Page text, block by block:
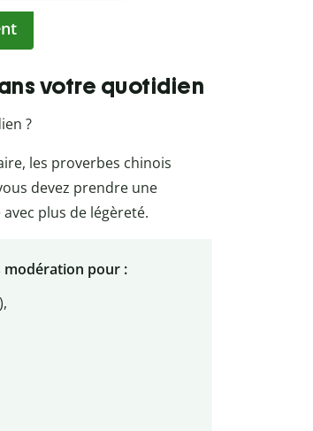
votre quotidien
?
les proverbes chinois
devez prendre une
plus de légèreté.
modération pour :